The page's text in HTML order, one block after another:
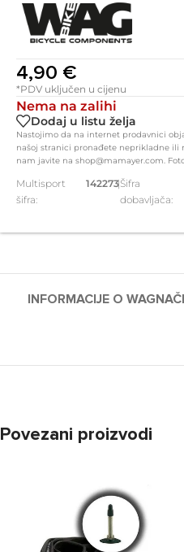
4,90 €
*PDV uključen u cijenu
Nema na zalihi
Dodaj u listu želja
Nastojimo da na internet prodavnici
našoj stranici pronađete neprikladne ili
nam javite na shop@mamayer.com.
Multisport
šifra:
142273|Šifra
dobavljača:
INFORMACIJE O WAG
Povezani proizvodi